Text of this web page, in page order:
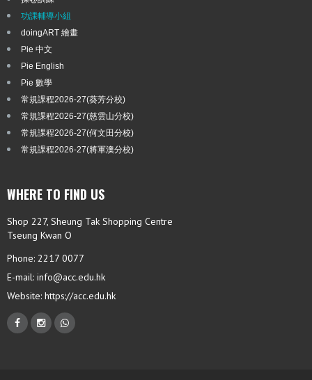
功課輔導小組
doingART 繪畫
Pie 中文
Pie English
Pie 數學
常規課程2026-27(葵芳分校)
常規課程2026-27(慈雲山分校)
常規課程2026-27(何文田分校)
常規課程2026-27(將軍澳分校)
WHERE TO FIND US
Shop 227, Sheung Tak Shopping Centre
Tseung Kwan O
Phone: 2217 0077
E-mail: info@acc.edu.hk
Website: https://acc.edu.hk